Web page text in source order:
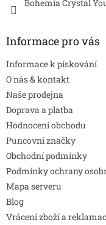
Bohemia Crystal
Informace pro vás
Informace k pískování
O nás & kontakt
Naše prodejna
Doprava a platba
Hodnocení obchodu
Puncovní značky
Obchodní podmínky
Podmínky ochrany
Mapa serveru
Blog
Vrácení zboží a